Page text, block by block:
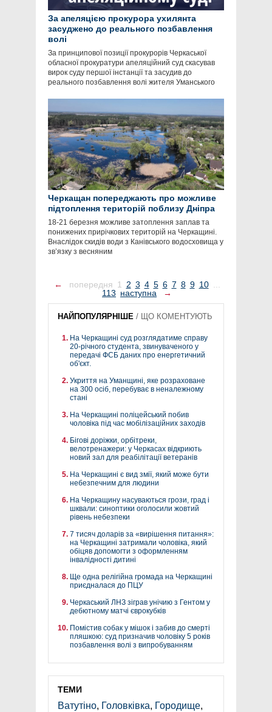
За апеляцією прокурора ухилянта
засуджено до реального позбавлення
волі
За принципової позиції прокурорів Черкаської
обласної прокуратури апеляційний суд скасував
вирок суду першої інстанції та засудив до
реального позбавлення волі жителя Уманського
Черкащан попереджають про можливе
підтоплення територій поблизу Дніпра
18-21 березня можливе затоплення заплав та
понижених прирічкових територій на Черкащині.
Внаслідок скидів води з Канівського водосховища у
зв’язку з весняним
← попередня 1 2 3 4 5 6 7 8 9 10 ...
113 наступна →
НАЙПОПУЛЯРНІШЕ / ЩО КОМЕНТУЮТЬ
На Черкащині суд розглядатиме справу
20-річного студента, звинуваченого у
передачі ФСБ даних про енергетичний
об'єкт.
Укриття на Уманщині, яке розраховане
на 300 осіб, перебуває в неналежному
стані
На Черкащині поліцейський побив
чоловіка під час мобілізаційних заходів
Бігові доріжки, орбітреки,
велотренажери: у Черкасах відкриють
новий зал для реабілітації ветеранів
На Черкащині є вид змії, який може бути
небезпечним для людини
На Черкащину насуваються грози, град і
шквали: синоптики оголосили жовтий
рівень небезпеки
7 тисяч доларів за «вирішення питання»:
на Черкащині затримали чоловіка, який
обіцяв допомогти з оформленням
інвалідності дитині
Ще одна релігійна громада на Черкащині
приєдналася до ПЦУ
Черкаський ЛНЗ зіграв унічию з Гентом у
дебютному матчі єврокубків
Помістив собак у мішок і забив до смерті
пляшкою: суд призначив чоловіку 5 років
позбавлення волі з випробуванням
ТЕМИ
Ватутіно, Головківка, Городище,